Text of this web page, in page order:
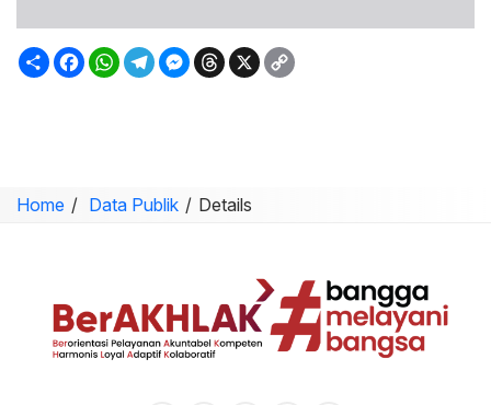
SambungFacebook
WhatsApp
TelegramMessenger
Threads
X
Home Data Publik Details